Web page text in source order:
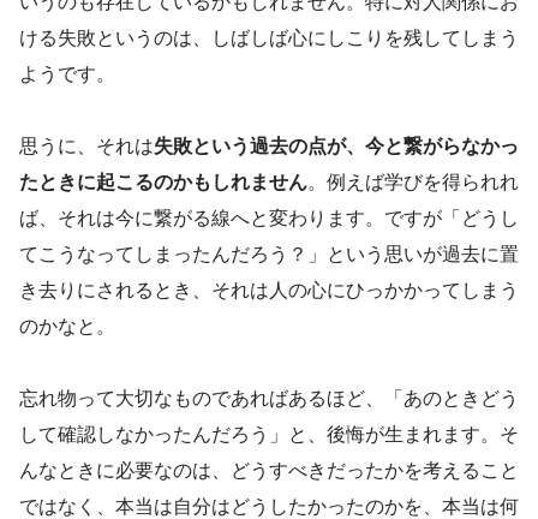
ける失敗というのは、しばしば心にしこりを残してしまう
ようです。
思うに、それは失敗という過去の点が、今と繋がらなかっ
たときに起こるのかもしれません。例えば学びを得られれ
ば、それは今に繋がる線へと変わります。ですが「どうし
てこうなってしまったんだろう？」という思いが過去に置
き去りにされるとき、それは人の心にひっかかってしまう
のかなと。
忘れ物って大切なものであればあるほど、「あのときどう
して確認しなかったんだろう」と、後悔が生まれます。そ
んなときに必要なのは、どうすべきだったかを考えること
ではなく、本当は自分はどうしたかったのかを、本当は何